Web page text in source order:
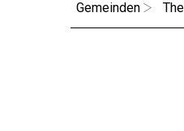
Gemeinden